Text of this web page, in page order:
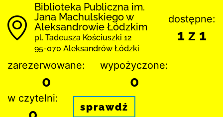
Biblioteka Publiczna im.
Jana Machulskiego w
Aleksandrowie Łódzkim
pl. Tadeusza Kościuszki 12
95-070 Aleksandrów Łódzki
dostępne:
1 z 1
zarezerwowane:
0
wypożyczone:
0
w czytelni:
sprawdź